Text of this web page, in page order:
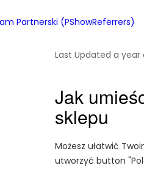
Partnerski (PShowReferrers)
Last Updated a year
Jak
sklepu
Możesz ułatwić
utworzyć button